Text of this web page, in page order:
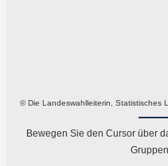
© Die Landeswahlleiterin, Statistisches
Bewegen Sie den Cursor über